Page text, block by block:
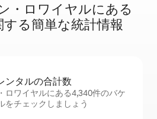
・ロワイヤルに⁠あ⁠る
る簡⁠単⁠な統⁠計⁠情⁠報
ン⁠タ⁠ル⁠の合⁠計⁠数
ロワイヤルにある4,340件のバケ
をチェックしましょう